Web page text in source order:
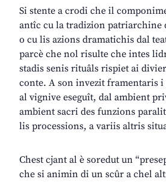
Si stente a crodi che il
antîc cu la tradizion patriarchine
o cu lis azions dramatichis dal
parcè che nol risulte che intes
stadis senis rituâls rispiet ai
conte. A son invezit framentaris
al vignive eseguît, dal ambient
ambient sacri des funzions
lis processions, a variis altris
Chest cjant al è soredut un
che si animin di un scûr a chel